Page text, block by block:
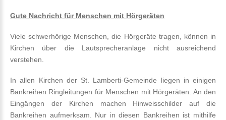
Gute Nachricht für Menschen mit Hörgeräten
Viele schwerhörige Menschen, die Hörgeräte tragen, können in
Kirchen über die Lautsprecheranlage nicht ausreichend
verstehen.
In allen Kirchen der St. Lamberti-Gemeinde liegen in einigen
Bankreihen Ringleitungen für Menschen mit Hörgeräten. An den
Eingängen der Kirchen machen Hinweisschilder auf die
Bankreihen aufmerksam. Nur in diesen Bankreihen ist mithilfe